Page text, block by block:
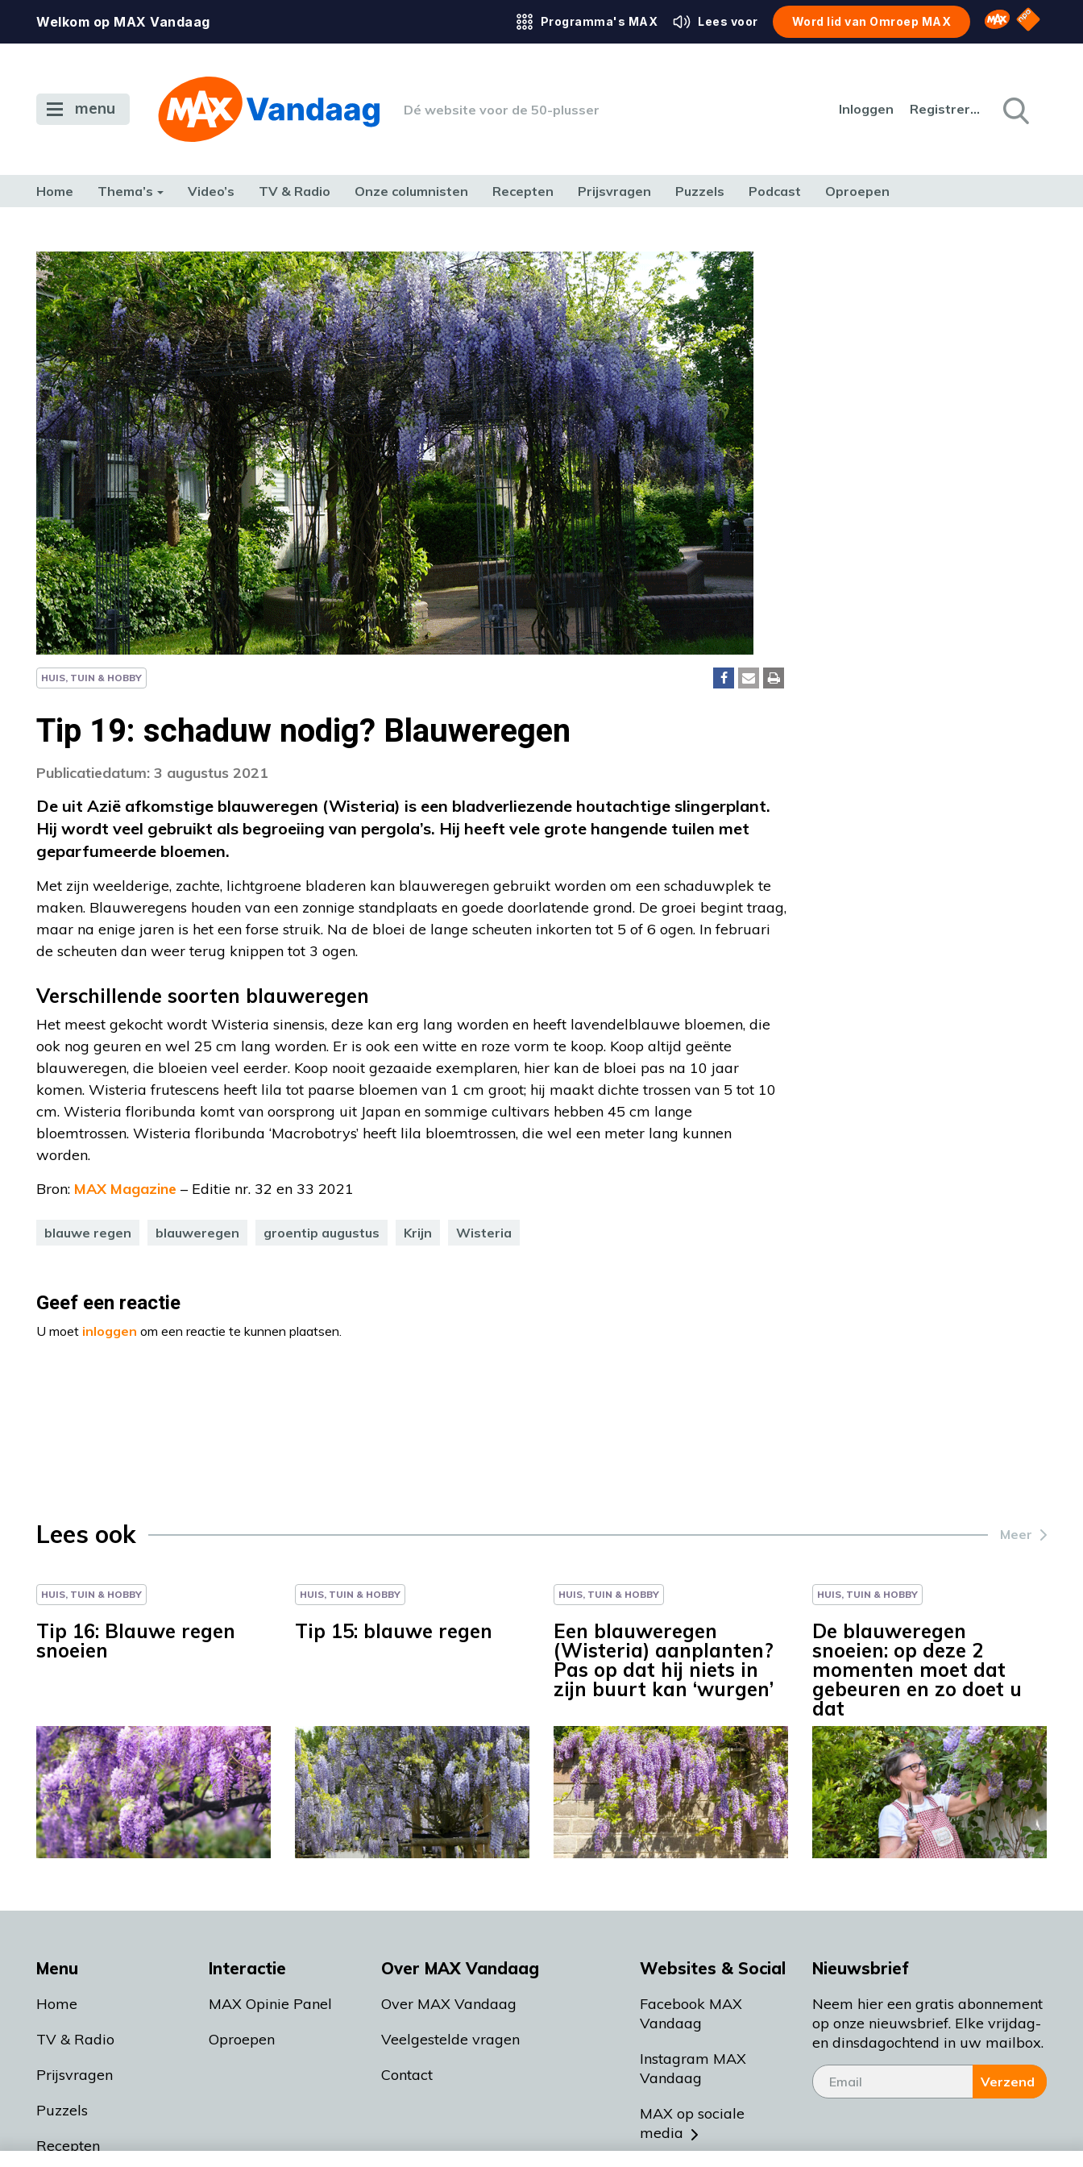
Welkom op MAX Vandaag Programma's MAX Lees voor Word lid van Omroep MAX Omroep MAX
NPO
menu Dé website voor de 50-plusser Inloggen Registreren
Home Thema’s Video’s TV & Radio Onze columnisten Recepten Prijsvragen Puzzels Podcast Oproepen
HUIS, TUIN & HOBBY
Tip 19: schaduw nodig? Blauweregen
Publicatiedatum: 3 augustus 2021
De uit Azië afkomstige blauweregen (Wisteria) is een bladverliezende houtachtige slingerplant.
Hij wordt veel gebruikt als begroeiing van pergola’s. Hij heeft vele grote hangende tuilen met
geparfumeerde bloemen.
Met zijn weelderige, zachte, lichtgroene bladeren kan blauweregen gebruikt worden om een schaduwplek te
maken. Blauweregens houden van een zonnige standplaats en goede doorlatende grond. De groei begint traag,
maar na enige jaren is het een forse struik. Na de bloei de lange scheuten inkorten tot 5 of 6 ogen. In februari
de scheuten dan weer terug knippen tot 3 ogen.
Verschillende soorten blauweregen
Het meest gekocht wordt Wisteria sinensis, deze kan erg lang worden en heeft lavendelblauwe bloemen, die
ook nog geuren en wel 25 cm lang worden. Er is ook een witte en roze vorm te koop. Koop altijd geënte
blauweregen, die bloeien veel eerder. Koop nooit gezaaide exemplaren, hier kan de bloei pas na 10 jaar
komen. Wisteria frutescens heeft lila tot paarse bloemen van 1 cm groot; hij maakt dichte trossen van 5 tot 10
cm. Wisteria floribunda komt van oorsprong uit Japan en sommige cultivars hebben 45 cm lange
bloemtrossen. Wisteria floribunda ‘Macrobotrys’ heeft lila bloemtrossen, die wel een meter lang kunnen
worden.
Bron: MAX Magazine – Editie nr. 32 en 33 2021
blauwe regen blauweregen groentip augustus Krijn Wisteria
Geef een reactie
U moet inloggen om een reactie te kunnen plaatsen.
Lees ook Meer
HUIS, TUIN & HOBBY
Tip 16: Blauwe regen
snoeien
HUIS, TUIN & HOBBY
Tip 15: blauwe regen
HUIS, TUIN & HOBBY
Een blauweregen
(Wisteria) aanplanten?
Pas op dat hij niets in
zijn buurt kan ‘wurgen’
HUIS, TUIN & HOBBY
De blauweregen
snoeien: op deze 2
momenten moet dat
gebeuren en zo doet u
dat
Menu
Home
TV & Radio
Prijsvragen
Puzzels
Recepten
Interactie
MAX Opinie Panel
Oproepen
Over MAX Vandaag
Over MAX Vandaag
Veelgestelde vragen
Contact
Websites & Social
Facebook MAX
Vandaag
Instagram MAX
Vandaag
MAX op sociale
media
Nieuwsbrief
Neem hier een gratis abonnement
op onze nieuwsbrief. Elke vrijdag-
en dinsdagochtend in uw mailbox.
Verzend